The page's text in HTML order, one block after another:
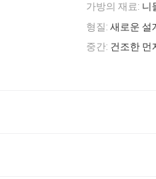
가방의 재료: 니
형질: 새로운 설
중간: 건조한 먼